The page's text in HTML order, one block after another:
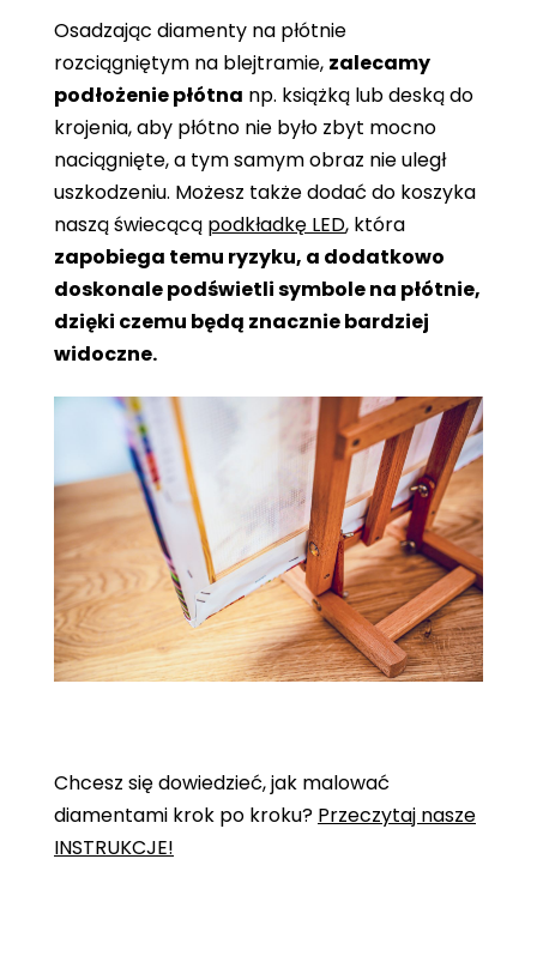
Osadzając diamenty na płótnie
rozciągniętym na blejtramie, zalecamy
podłożenie płótna np. książką lub deską do
krojenia, aby płótno nie było zbyt mocno
naciągnięte, a tym samym obraz nie uległ
uszkodzeniu. Możesz także dodać do koszyka
naszą świecącą podkładkę LED, która
zapobiega temu ryzyku, a dodatkowo
doskonale podświetli symbole na płótnie,
dzięki czemu będą znacznie bardziej
widoczne.
Chcesz się dowiedzieć, jak malować
diamentami krok po kroku? Przeczytaj nasze
INSTRUKCJE!